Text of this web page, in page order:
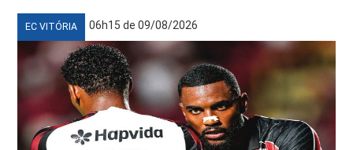
EC VITÓRIA 06h15 de 09/08/2026